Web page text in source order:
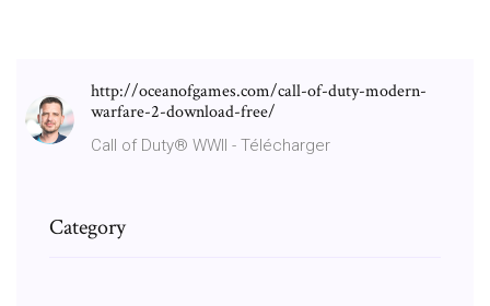
http://oceanofgames.com/call-of-duty-modern-
warfare-2-download-free/
Call of Duty® WWII - Télécharger
Category